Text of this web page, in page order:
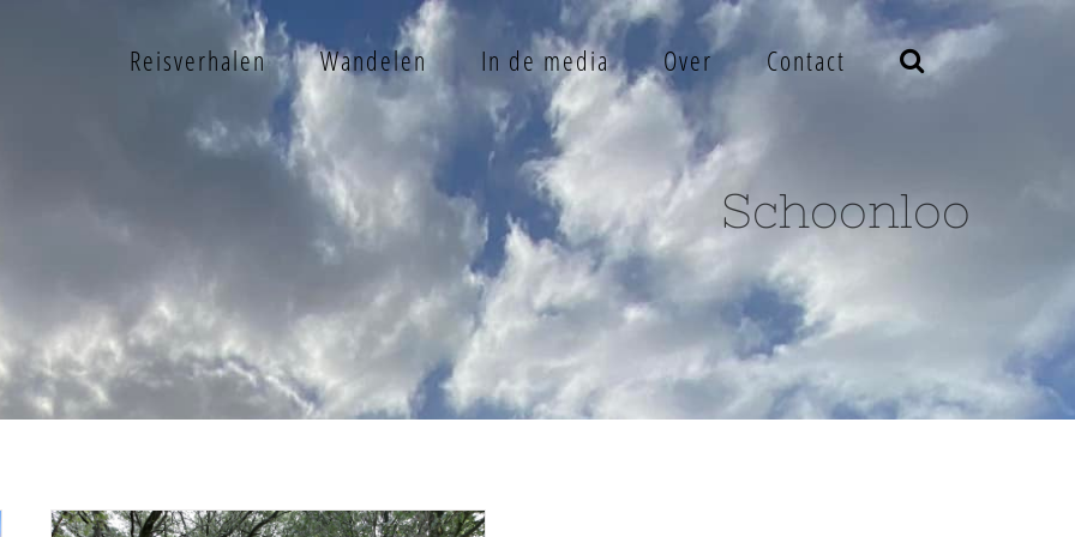
Reisverhalen Wandelen In de media Over Contact
Schoonloo